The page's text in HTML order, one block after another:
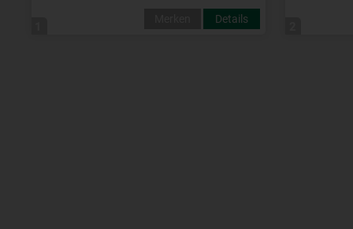
Details